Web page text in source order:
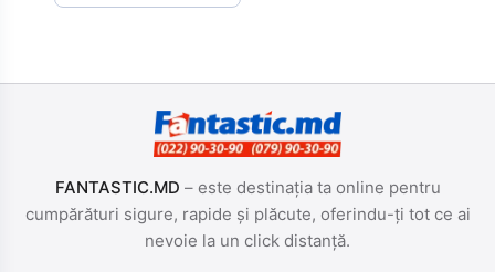
FANTASTIC.MD – este destinația ta online pentru
cumpărături sigure, rapide și plăcute, oferindu-ți tot ce ai
nevoie la un click distanță.